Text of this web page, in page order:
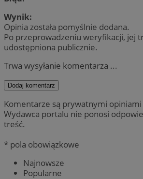
Wynik:
Opinia została pomyślnie dodana.
Po przeprowadzeniu weryfikacji, jej
udostępniona publicznie.
Trwa wysyłanie komentarza ...
Dodaj komentarz
Komentarze są prywatnymi
Wydawca portalu nie ponosi
treść.
* pola obowiązkowe
Najnowsze
Popularne